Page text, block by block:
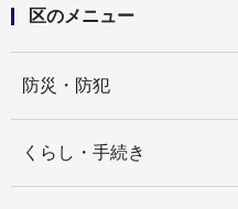
区のメニュー
防災・防犯
くらし・手続き